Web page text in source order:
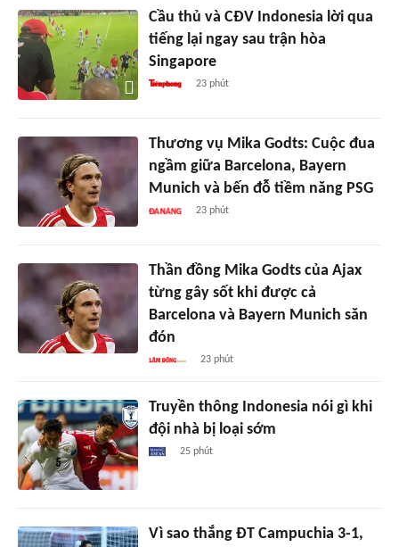
Cầu thủ và CĐV Indonesia lời qua
tiếng lại ngay sau trận hòa
Singapore
23 phút
Thương vụ Mika Godts: Cuộc đua
ngầm giữa Barcelona, Bayern
Munich và bến đỗ tiềm năng PSG
23 phút
Thần đồng Mika Godts của Ajax
từng gây sốt khi được cả
Barcelona và Bayern Munich săn
đón
23 phút
Truyền thông Indonesia nói gì khi
đội nhà bị loại sớm
25 phút
Vì sao thắng ĐT Campuchia 3-1,